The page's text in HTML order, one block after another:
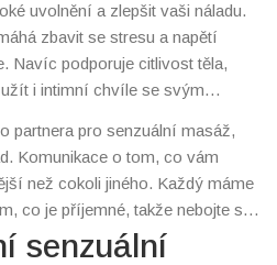
uvolnění a zlepšit vaši náladu.
zbavit se stresu a napětí
Navíc podporuje citlivost těla,
i intimní chvíle se svým
novou energii, tahle masáž
partnera pro senzuální masáž,
Komunikace o tom, co vám
než cokoli jiného. Každý máme
co je příjemné, takže nebojte se
senzuální